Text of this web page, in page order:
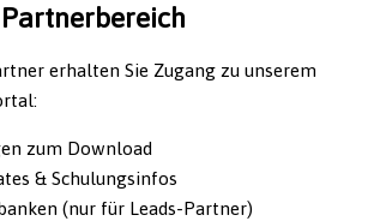
erhalten Sie Zugang zu unserem
zum Download
& Schulungsinfos
(nur für Leads-Partner)